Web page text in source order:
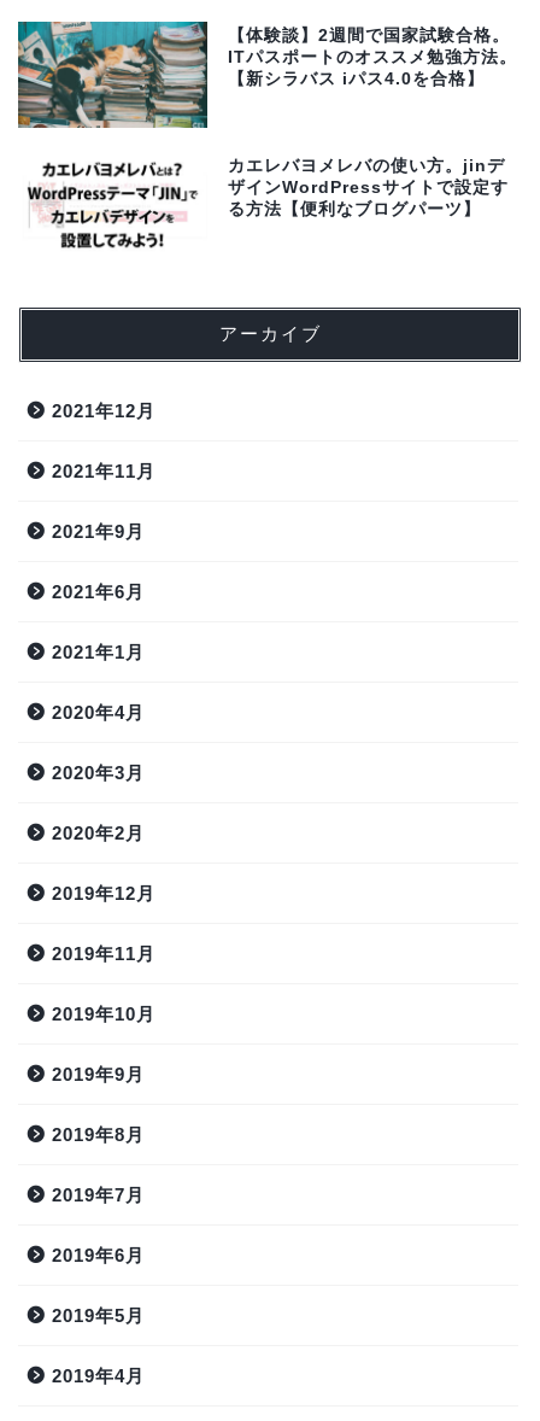
【体験談】2週間で国家試験合格。
ITパスポートのオススメ勉強方法。
【新シラバス iパス4.0を合格】
カエレバヨメレバの使い方。jinデ
ザインWordPressサイトで設定す
る方法【便利なブログパーツ】
アーカイブ
2021年12月
2021年11月
2021年9月
2021年6月
2021年1月
2020年4月
2020年3月
2020年2月
2019年12月
2019年11月
2019年10月
2019年9月
2019年8月
2019年7月
2019年6月
2019年5月
2019年4月